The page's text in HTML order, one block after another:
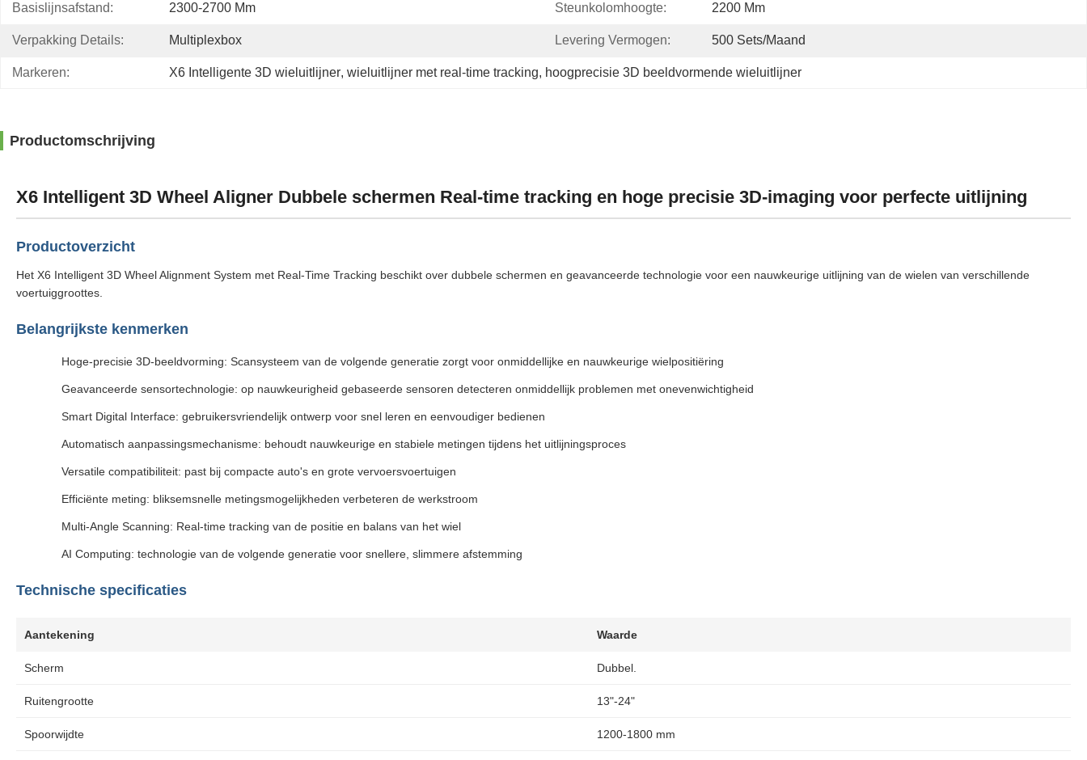
Basislijnsafstand: 2300-2700 Mm Steunkolomhoogte: 2200 Mm
Verpakking Details: Multiplexbox Levering Vermogen: 500 Sets/maand
Markeren: X6 Intelligente 3D wieluitlijner, wieluitlijner met real-time tracking, hoogprecisie 3D beeldvormende wieluitlijner
Productomschrijving
X6 Intelligent 3D Wheel Aligner Dubbele schermen Real-time tracking en hoge precisie 3D-imaging voor perfecte uitlijning
Productoverzicht
Het X6 Intelligent 3D Wheel Alignment System met Real-Time Tracking beschikt over dubbele schermen en geavanceerde technologie voor een nauwkeurige uitlijning van de wielen van verschillende
voertuiggroottes.
Belangrijkste kenmerken
Hoge-precisie 3D-beeldvorming: Scansysteem van de volgende generatie zorgt voor onmiddellijke en nauwkeurige wielpositiëring
Geavanceerde sensortechnologie: op nauwkeurigheid gebaseerde sensoren detecteren onmiddellijk problemen met onevenwichtigheid
Smart Digital Interface: gebruikersvriendelijk ontwerp voor snel leren en eenvoudiger bedienen
Automatisch aanpassingsmechanisme: behoudt nauwkeurige en stabiele metingen tijdens het uitlijningsproces
Versatile compatibiliteit: past bij compacte auto's en grote vervoersvoertuigen
Efficiënte meting: bliksemsnelle metingsmogelijkheden verbeteren de werkstroom
Multi-Angle Scanning: Real-time tracking van de positie en balans van het wiel
AI Computing: technologie van de volgende generatie voor snellere, slimmere afstemming
Technische specificaties
Aantekening Waarde
Scherm Dubbel.
Ruitengrootte 13"-24"
Spoorwijdte 1200-1800 mm